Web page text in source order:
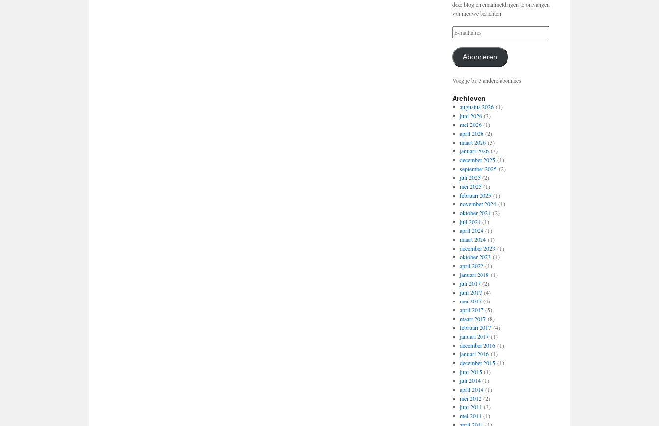
deze blog en emailmeldingen te ontvangen
van nieuwe berichten.
Abonneren
Voeg je bij 3 andere abonnees
Archieven
augustus 2026(1)
juni 2026(3)
mei 2026(1)
april 2026(2)
maart 2026(3)
januari 2026(3)
december 2025(1)
september 2025(2)
juli 2025(2)
mei 2025(1)
februari 2025(1)
november 2024(1)
oktober 2024(2)
juli 2024(1)
april 2024(1)
maart 2024(1)
december 2023 (1)
oktober 2023 (4)
april 2022(1)
januari 2018(1)
juli 2017(2)
juni 2017(4)
mei 2017(4)
april 2017(5)
maart 2017(8)
februari 2017(4)
januari 2017(1)
december 2016(1)
januari 2016(1)
december 2015(1)
juni 2015(1)
juli 2014(1)
april 2014(1)
mei 2012(2)
juni 2011 (3)
mei 2011 (1)